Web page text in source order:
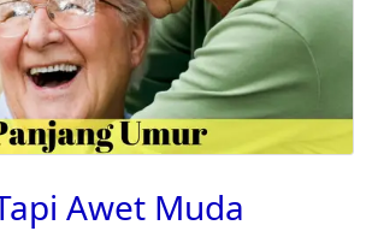
Awet Muda